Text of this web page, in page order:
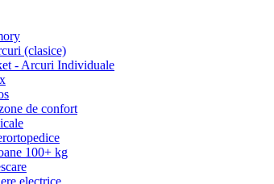
(clasice)
- Arcuri Individuale
de confort
100+ kg
electrice